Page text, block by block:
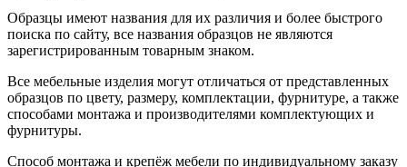
Образцы имеют названия для их различия и более быстрого
поиска по сайту, все названия образцов не являются
зарегистрированным товарным знаком.
Все мебельные изделия могут отличаться от представленных
образцов по цвету, размеру, комплектации, фурнитуре, а также
способами монтажа и производителями комплектующих и
фурнитуры.
Способ монтажа и крепёж мебели по индивидуальному заказу